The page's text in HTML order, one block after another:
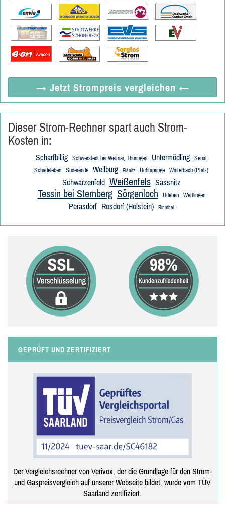
→ Jetzt Strompreis vergleichen ←
Dieser Strom-Rechner spart auch Strom-
Kosten in:
Scharfbillig Schwerstedt bei Weimar, Thüringen Untermödling
Senst
Schadeleben
Süderende Weilburg Plänitz Uchtspringe Winterbach (Pfalz)
Schwarzenfeld Weißenfels Sassnitz
Tessin bei Sternberg Sörgenloch Urleben Wettlingen
Perasdorf Rosdorf (Holstein) Rinnthal
GEPRÜFT UND ZERTIFIZIERT
Der Vergleichsrechner von Verivox, der die Grundlage für den Strom-
und Gaspreisvergleich auf unserer Webseite bildet, wurde vom TÜV
Saarland zertifiziert.